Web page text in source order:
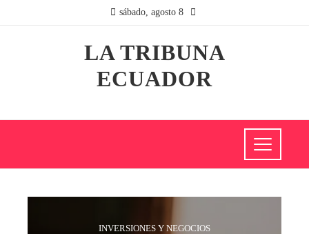
sábado, agosto 8
LA TRIBUNA
ECUADOR
INVERSIONES Y NEGOCIOS